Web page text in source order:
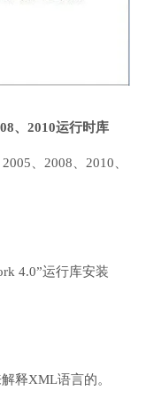
、2010运行时库
、2008、2010、
4.0”运行库安装
释XML语言的。